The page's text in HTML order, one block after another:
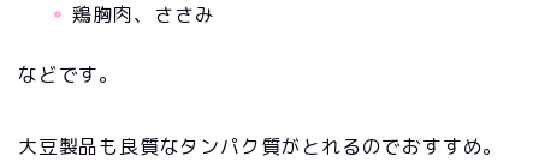
鶏胸肉、ささみ
などです。
大豆製品も良質なタンパク質がとれるのでおすすめ。